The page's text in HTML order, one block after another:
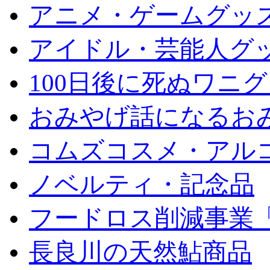
アニメ・ゲームグッ
アイドル・芸能人グ
100日後に死ぬワニ
おみやげ話になるお
コムズコスメ・アル
ノベルティ・記念品
フードロス削減事業
長良川の天然鮎商品